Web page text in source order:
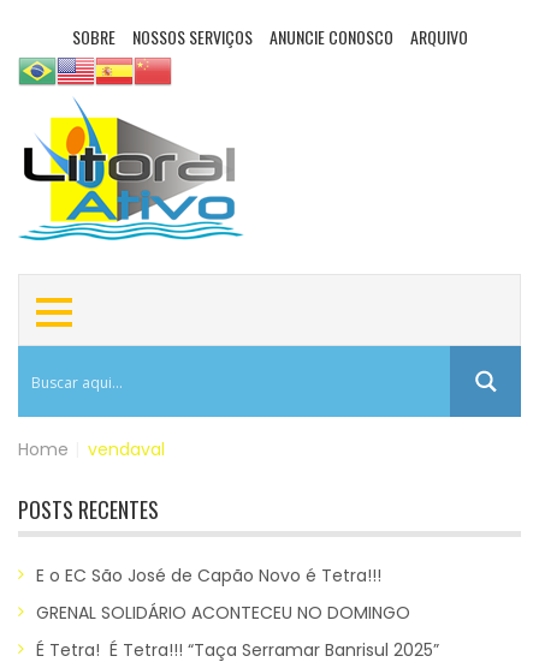
SOBRE NOSSOS SERVIÇOS ANUNCIE CONOSCO ARQUIVO
Home vendaval
POSTS RECENTES
E o EC São José de Capão Novo é Tetra!!!
GRENAL SOLIDÁRIO ACONTECEU NO DOMINGO
É Tetra! É Tetra!!! “Taça Serramar Banrisul 2025”